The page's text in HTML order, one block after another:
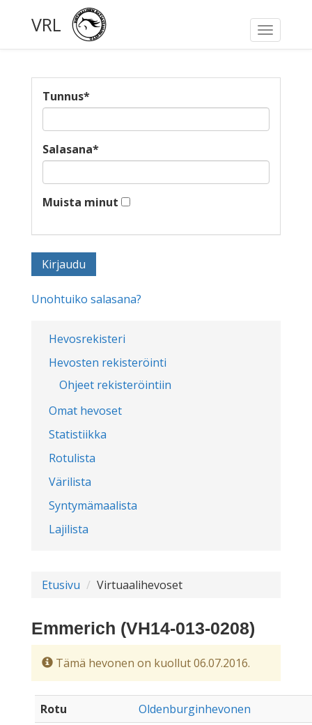
Toggle
VRL
Hevosrekisteri
Hevosten rekisteröinti
Ohjeet rekisteröintiin
Omat hevoset
Statistiikka
Rotulista
Värilista
Syntymämaalista
Lajilista
Tunnus*
Salasana*
Muista minut
Unohtuiko salasana?
Etusivu Virtuaalihevoset
Emmerich (VH14-013-0208)
Tämä hevonen on kuollut 06.07.2016.
Rotu
Oldenburginhevonen